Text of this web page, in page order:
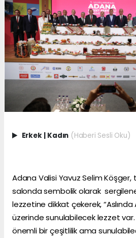
Erkek | Kadın (Haberi Sesli Oku)
Adana Valisi Yavuz Selim Köşger,
salonda sembolik olarak
lezzetine dikkat çekerek, “Aslında
üzerinde sunulabilecek lezzet
önemli bir çeşitlilik ama